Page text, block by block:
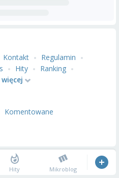
Kontakt
Regulamin
Hity
Ranking
więcej
Komentowane
Hity Mikroblog